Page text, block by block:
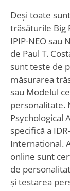
Deși toate
trăsăturile Big
IPIP-NEO sau
de Paul T.
sunt teste de
măsurarea
sau Modelul
personalitate.
Psychological
specifică a
International.
online sunt
de
și testarea